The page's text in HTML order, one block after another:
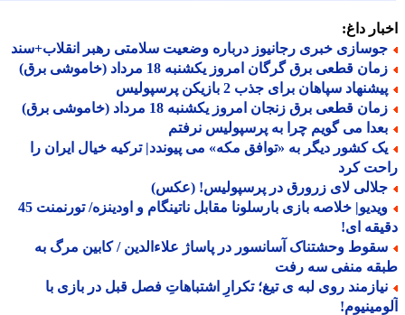
داغ:
خبری رجانیوز درباره وضعیت سلامتی رهبر انقلاب+سند
قطعی برق گرگان امروز یکشنبه 18 مرداد (خاموشی برق)
سپاهان برای جذب 2 بازیکن پرسپولیس
قطعی برق زنجان امروز یکشنبه 18 مرداد (خاموشی برق)
می گویم چرا به پرسپولیس نرفتم
کشور دیگر به «توافق مکه» می پیوندد| ترکیه خیال ایران را
کرد
لای زرورق در پرسپولیس! (عکس)
ویدیو| خلاصه بازی بارسلونا مقابل ناتینگام و اودینزه/ تورنمنت 45
ای!
وحشتناک آسانسور در پاساژ علاءالدین / کابین مرگ به
منفی سه رفت
روی لبه ی تیغ؛ تکرارِ اشتباهاتِ فصل قبل در بازی با